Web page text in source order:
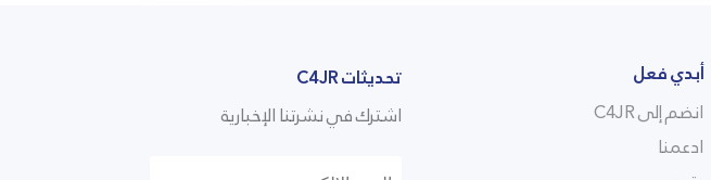
تحديثات C4JR
اشترك في نشرتنا الإخبارية
أبدي فعل
انضم إلى C4JR
ادعمنا